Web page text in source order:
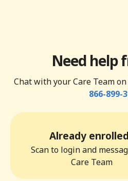
Need help
Chat with your Care Team
866-899-
Already
Scan to login and
Care Team